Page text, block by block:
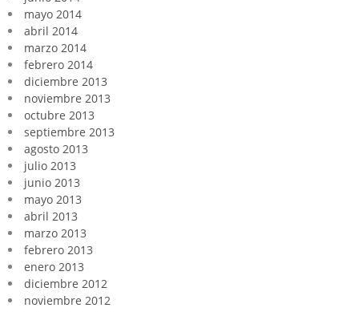
mayo 2014
abril 2014
marzo 2014
febrero 2014
diciembre 2013
noviembre 2013
octubre 2013
septiembre 2013
agosto 2013
julio 2013
junio 2013
mayo 2013
abril 2013
marzo 2013
febrero 2013
enero 2013
diciembre 2012
noviembre 2012